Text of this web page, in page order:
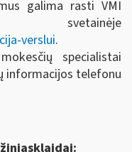
galima rasti VMI
verslui.
specialistai
informacijos telefonu